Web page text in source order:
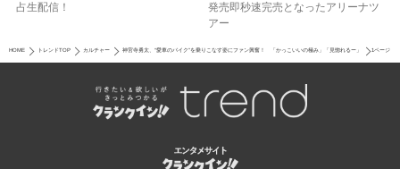
占生配信！
発売即秒速完売となったアリーナツ
アー
HOME トレンドTOP カルチャー 神宮寺勇太、“愛車のバイク”を乗りこなす姿にファン興奮！ 「かっこいいの極み」「見惚れるー」 1ページ